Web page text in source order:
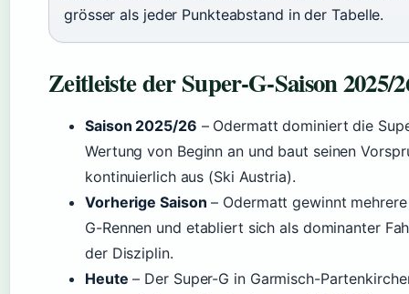
grösser als jeder Punkteabstand in der Tabelle.
Zeitleiste der Super-G-Saison 2025/
Saison 2025/26 – Odermatt dominiert die
Wertung von Beginn an und baut seinen
kontinuierlich aus (Ski Austria).
Vorherige Saison – Odermatt gewinnt
G-Rennen und etabliert sich als dominanter
der Disziplin.
Heute – Der Super-G in Garmisch-